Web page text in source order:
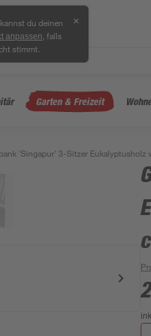
du deinen
anpassen , falls
stimmt.
✕
Garten & Freizeit
'Singapur' 3-Sitzer Eukalyptusholz